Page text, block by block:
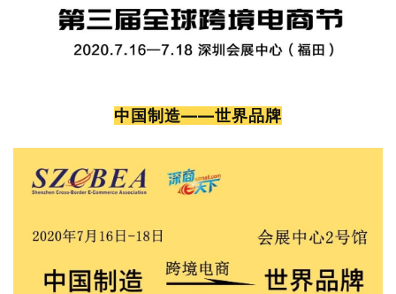
中国制造——世界品牌